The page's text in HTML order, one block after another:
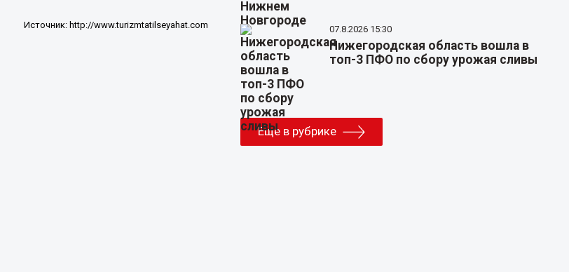
Источник: http://www.turizmtatilseyahat.com 07.8.2026 15:30
Нижегородская область вошла в
топ-3 ПФО по сбору урожая сливы
Еще в рубрике